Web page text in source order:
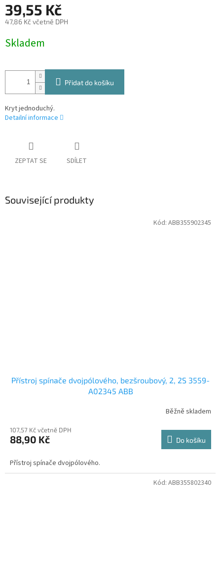
39,55 Kč
47,86 Kč včetně DPH
cena:
Skladem
Přidat do košíku
Kryt jednoduchý.
Detailní informace
ZEPTAT SE SDÍLET
Související produkty
Přístroj spínače dvojpólového, bezšroubový, 2, 2S 3559-
A02345 ABB
Běžně skladem
107,57 Kč včetně DPH
88,90 Kč Do košíku
Přístroj spínače dvojpólového.
Kód: ABB355902345
Kód: ABB355802340